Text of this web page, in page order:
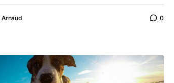
Arnaud 0